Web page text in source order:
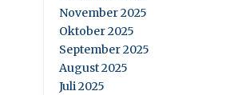
November 2025
Oktober 2025
September 2025
August 2025
Juli 2025